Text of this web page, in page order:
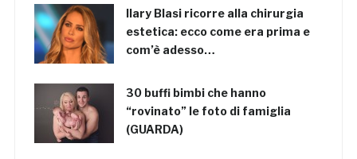
Ilary Blasi ricorre alla chirurgia
estetica: ecco come era prima e
com’è adesso…
30 buffi bimbi che hanno
“rovinato” le foto di famiglia
(GUARDA)